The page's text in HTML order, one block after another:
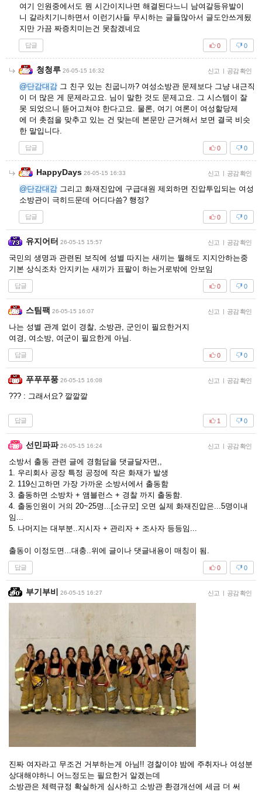
여기 인원중에서도 뭔 시간이지나면 해결된다느니 남여갈등유발이
니 갈라치기니하면서 이런기사들 무시하는 글들많아서 글도안쓰게됬
지만 가끔 짜증치미는건 못참겠네요
답글 0
0
청청루 26-05-15 16:32 신고 | 공감 확인
@단감대감 그 친구 있는 친굽니까? 여성소방관 문제보다 그냥 내근직
이 더 많은 게 문제라고요. 님이 말한 것도 문제고요. 그 시스템이 잘
못 되었으니 뜯어고쳐야 한다고요. 물론, 여기 여론이 여성할당제
에 더 촛점을 맞추고 있는 건 맞는데 본문만 근거해서 보면 결국 비슷
한 말입니다.
답글 0
0
HappyDays 26-05-15 16:33 신고 | 공감 확인
@단감대감 그리고 화재진압에 구급대원 제외하면 진압투입되는 여성
소방관이 극히드문데 어디다씀? 행정?
답글 0
0
유지어터 26-05-15 15:57 신고 | 공감 확인
국민의 생명과 관련된 보직에 성별 따지는 새끼는 뭘해도 지지안하는중
기본 상식조차 안지키는 새끼가 표팔이 하는거로밖에 안보임
답글 0
0
스팀팩 26-05-15 16:07 신고 | 공감 확인
나는 성별 관계 없이 경찰, 소방관, 군인이 필요한거지
여경, 여소방, 여군이 필요한게 아님.
답글 0
0
푸푸푸풍 26-05-15 16:08 신고 | 공감 확인
??? : 그래서요? 깔깔깔
답글 0
1
선민파파 26-05-15 16:24 신고 | 공감 확인
소방서 출동 관련 글에 경험담을 댓글달자면,,
1. 우리회사 공장 특정 공정에 작은 화재가 발생
2. 119신고하면 가장 가까운 소방서에서 출동함
3. 출동하면 소방차 + 앰블런스 + 경찰 까지 출동함.
4. 출동인원이 거의 20~25명...[소규모] 오면 실제 화재진압은...5명이내
임...
5. 나머지는 대부분..지시자 + 관리자 + 조사자 등등임...
출동이 이정도면...대충..위에 글이나 댓글내용이 매칭이 됨.
답글 0
0
부기부비 26-05-15 16:27 신고 | 공감 확인
진짜 여자라고 무조건 거부하는게 아님!! 경찰이야 밤에 주취자나 여성분
상대해야하니 어느정도는 필요한거 알겠는데
소방관은 체력규정 확실하게 심사하고 소방관 환경개선에 세금 더 써